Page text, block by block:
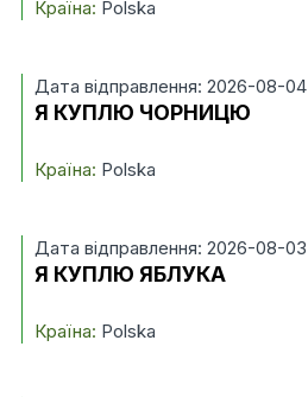
Країна: Polska
Дата відправлення: 2026-08-04
Я КУПЛЮ ЧОРНИЦЮ
Країна: Polska
Дата відправлення: 2026-08-03
Я КУПЛЮ ЯБЛУКА
Країна: Polska